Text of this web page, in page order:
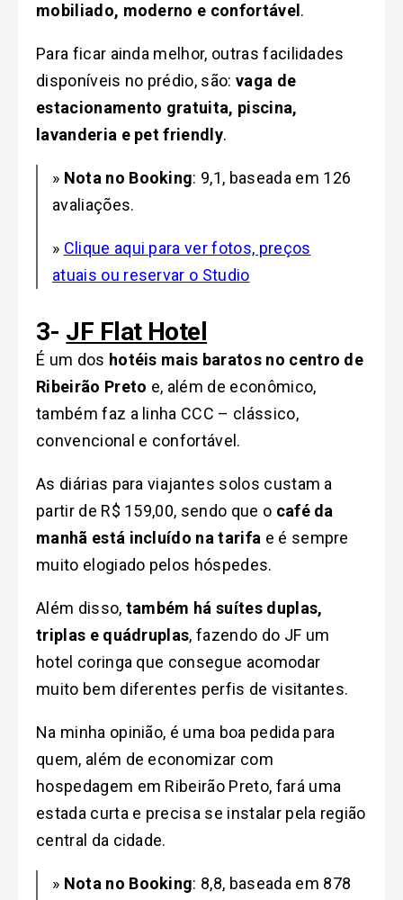
mobiliado, moderno e confortável .
Para ficar ainda melhor, outras facilidades
disponíveis no prédio, são: vaga de
estacionamento gratuita, piscina,
lavanderia e pet friendly.
» Nota no Booking: 9,1, baseada em 126
avaliações.
» Clique aqui para ver fotos, preços
atuais ou reservar o Studio
3- JF Flat Hotel
É um dos hotéis mais baratos no centro de
Ribeirão Preto e, além de econômico,
também faz a linha CCC – clássico,
convencional e confortável.
As diárias para viajantes solos custam a
partir de R$ 159,00, sendo que o café da
manhã está incluído na tarifa e é sempre
muito elogiado pelos hóspedes.
Além disso, também há suítes duplas,
triplas e quádruplas, fazendo do JF um
hotel coringa que consegue acomodar
muito bem diferentes perfis de visitantes.
Na minha opinião, é uma boa pedida para
quem, além de economizar com
hospedagem em Ribeirão Preto, fará uma
estada curta e precisa se instalar pela região
central da cidade.
» Nota no Booking: 8,8, baseada em 878